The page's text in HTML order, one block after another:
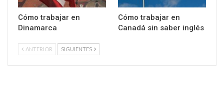
Cómo trabajar en
Dinamarca
Cómo trabajar en
Canadá sin saber inglés
ANTERIOR SIGUIENTES